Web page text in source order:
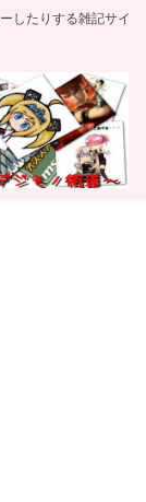
したりする雑記サイ